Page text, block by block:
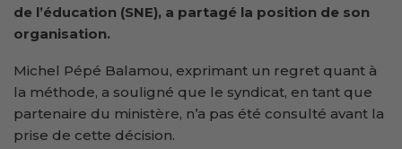
de l’éducation (SNE), a partagé la position de son
organisation.
Michel Pépé Balamou, exprimant un regret quant à
la méthode, a souligné que le syndicat, en tant que
partenaire du ministère, n’a pas été consulté avant la
prise de cette décision.